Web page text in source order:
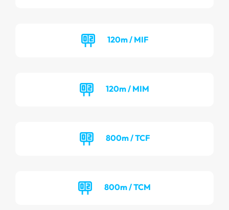
120m / MIF
120m / MIM
800m / TCF
800m / TCM